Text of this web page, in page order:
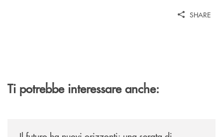
SHARE
Ti potrebbe interessare anche: